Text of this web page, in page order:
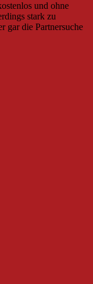
und ohne
stark zu
gar die Partnersuche